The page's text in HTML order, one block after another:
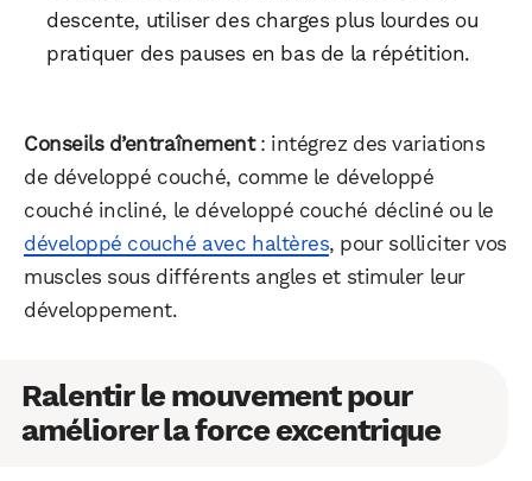
descente, utiliser des charges plus lourdes ou
pratiquer des pauses en bas de la répétition.
Conseils d’entraînement: intégrez des variations
de développé couché, comme le développé
couché incliné, le développé couché décliné ou le
développé couché avec haltères, pour solliciter vos
muscles sous différents angles et stimuler leur
développement.
Ralentir le mouvement pour
améliorer la force excentrique